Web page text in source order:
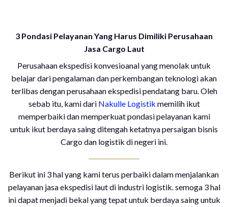
3 Pondasi Pelayanan Yang Harus Dimiliki Perusahaan
Jasa Cargo Laut
Perusahaan ekspedisi konvesioanal yang menolak untuk
belajar dari pengalaman dan perkembangan teknologi akan
terlibas dengan perusahaan ekspedisi pendatang baru. Oleh
sebab itu, kami dari Nakulle Logistik memilih ikut
memperbaiki dan memperkuat pondasi pelayanan kami
untuk ikut berdaya saing ditengah ketatnya persaigan bisnis
Cargo dan logistik di negeri ini.
Berikut ini 3 hal yang kami terus perbaiki dalam menjalankan
pelayanan jasa ekspedisi laut di industri logistik. semoga 3 hal
ini dapat menjadi bekal yang tepat untuk berdaya saing untuk